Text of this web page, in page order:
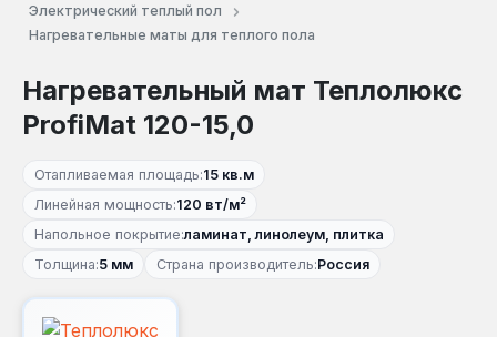
Электрический теплый пол
Нагревательные маты для теплого пола
Нагревательный мат Теплолюкс
ProfiMat 120-15,0
Отапливаемая площадь:15 кв.м
Линейная мощность:120 вт/м²
Напольное покрытие:ламинат, линолеум, плитка
Толщина:5 мм Страна производитель:Россия